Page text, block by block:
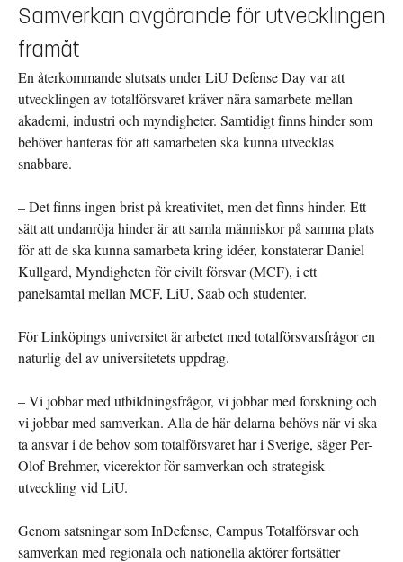
Samverkan avgörande för utvecklingen
framåt
En återkommande slutsats under LiU Defense Day var att
utvecklingen av totalförsvaret kräver nära samarbete mellan
akademi, industri och myndigheter. Samtidigt finns hinder som
behöver hanteras för att samarbeten ska kunna utvecklas
snabbare.
– Det finns ingen brist på kreativitet, men det finns hinder. Ett
sätt att undanröja hinder är att samla människor på samma plats
för att de ska kunna samarbeta kring idéer, konstaterar Daniel
Kullgard, Myndigheten för civilt försvar (MCF), i ett
panelsamtal mellan MCF, LiU, Saab och studenter.
För Linköpings universitet är arbetet med totalförsvarsfrågor en
naturlig del av universitetets uppdrag.
– Vi jobbar med utbildningsfrågor, vi jobbar med forskning och
vi jobbar med samverkan. Alla de här delarna behövs när vi ska
ta ansvar i de behov som totalförsvaret har i Sverige, säger Per-
Olof Brehmer, vicerektor för samverkan och strategisk
utveckling vid LiU.
Genom satsningar som InDefense, Campus Totalförsvar och
samverkan med regionala och nationella aktörer fortsätter